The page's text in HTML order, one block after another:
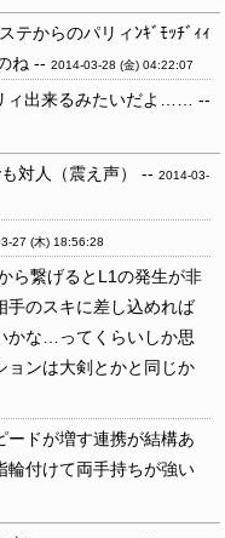
テからのパリィﾝｷﾞﾓｯﾁﾞｨｨ
ね -- 2014-03-28 (金) 04:22:07
ィ出来るみたいだよ…… --
対人（震え声） -- 2014-03-
27 (木) 18:56:28
ら繋げるとL1の発生が非
手のスキに差し込めれば
かな…ってくらいしか思
ョンは大剣とかと同じか
ードが増す連携が結構あ
付けて両手持ちが強い